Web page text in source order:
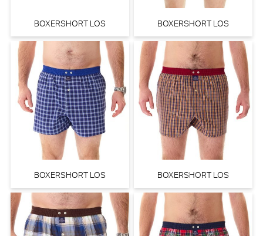
BOXERSHORT LOS BOXERSHORT LOS
BOXERSHORT LOS BOXERSHORT LOS